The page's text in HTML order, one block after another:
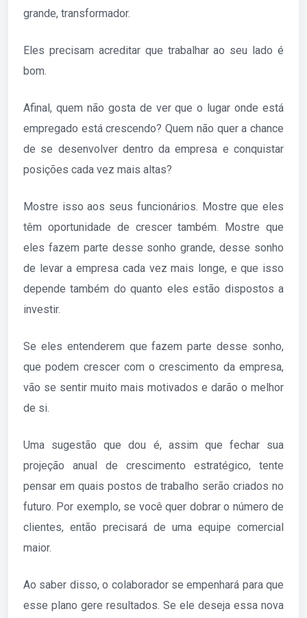
grande, transformador.
Eles precisam acreditar que trabalhar ao seu lado é
bom.
Afinal, quem não gosta de ver que o lugar onde está
empregado está crescendo? Quem não quer a chance
de se desenvolver dentro da empresa e conquistar
posições cada vez mais altas?
Mostre isso aos seus funcionários. Mostre que eles
têm oportunidade de crescer também. Mostre que
eles fazem parte desse sonho grande, desse sonho
de levar a empresa cada vez mais longe, e que isso
depende também do quanto eles estão dispostos a
investir.
Se eles entenderem que fazem parte desse sonho,
que podem crescer com o crescimento da empresa,
vão se sentir muito mais motivados e darão o melhor
de si.
Uma sugestão que dou é, assim que fechar sua
projeção anual de crescimento estratégico, tente
pensar em quais postos de trabalho serão criados no
futuro. Por exemplo, se você quer dobrar o número de
clientes, então precisará de uma equipe comercial
maior.
Ao saber disso, o colaborador se empenhará para que
esse plano gere resultados. Se ele deseja essa nova